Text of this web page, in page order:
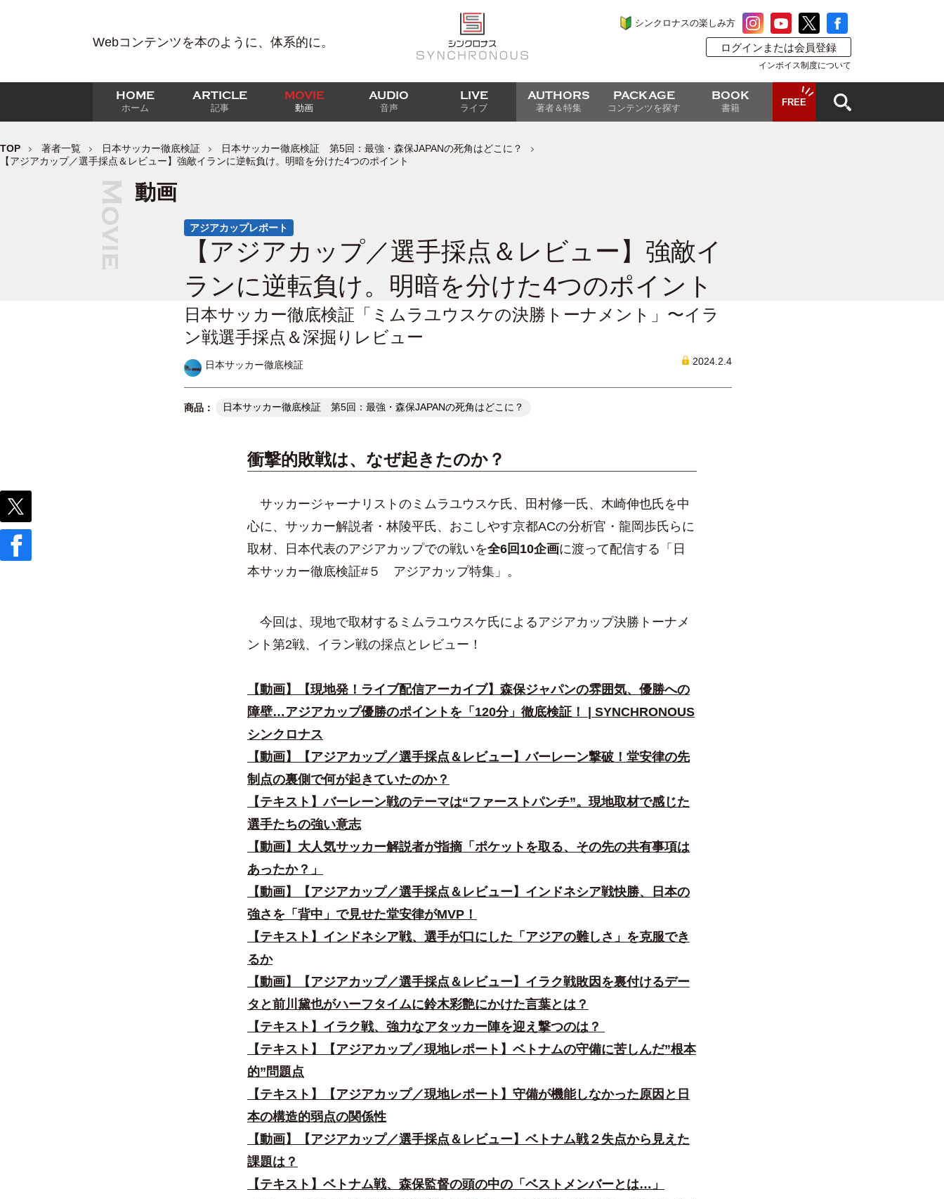
Webコンテンツを本のように、体系的に。
シンクロナスの楽しみ方
ログインまたは会員登録
インボイス制度について
HOME
ホーム
ARTICLE
記事
MOVIE
動画
AUDIO
音声
LIVE
ライブ
AUTHORS
著者＆特集
PACKAGE
コンテンツを探す
BOOK
書籍
FREE
TOP 著者一覧 日本サッカー徹底検証
日本サッカー徹底検証 第5回：最強・森保JAPANの死角はどこに？
【アジアカップ／選手採点＆レビュー】強敵イランに逆転負け。明暗を分けた4つのポイント
動画
アジアカップレポート
【アジアカップ／選手採点＆レビュー】強敵イ
ランに逆転負け。明暗を分けた4つのポイント
日本サッカー徹底検証「ミムラユウスケの決勝トーナメント」〜イラ
ン戦選手採点＆深掘りレビュー
日本サッカー徹底検証 2024.2.4
日本サッカー徹底検証 第5回：最強・森保JAPANの死角はどこに？
衝撃的敗戦は、なぜ起きたのか？
サッカージャーナリストのミムラユウスケ氏、田村修一氏、木崎伸也氏を中
心に、サッカー解説者・林陵平氏、おこしやす京都ACの分析官・龍岡歩氏らに
取材、日本代表のアジアカップでの戦いを全6回10企画に渡って配信する「日
本サッカー徹底検証#５ アジアカップ特集」。
今回は、現地で取材するミムラユウスケ氏によるアジアカップ決勝トーナメ
ント第2戦、イラン戦の採点とレビュー！
【動画】【現地発！ライブ配信アーカイブ】森保ジャパンの雰囲気、優勝への
障壁…アジアカップ優勝のポイントを「120分」徹底検証！ | SYNCHRONOUS
シンクロナス
【動画】【アジアカップ／選手採点＆レビュー】バーレーン撃破！堂安律の先
制点の裏側で何が起きていたのか？
【テキスト】バーレーン戦のテーマは“ファーストパンチ”。現地取材で感じた
選手たちの強い意志
【動画】 大人気サッカー解説者が指摘「ポケットを取る、その先の共有事項は
あったか？」
【動画】
【アジアカップ／選手採点＆レビュー】インドネシア戦快勝、日本の
強さを「背中」で見せた堂安律がMVP！
【テキスト】インドネシア戦、選手が口にした「アジアの難しさ」を克服でき
るか
【動画】
【アジアカップ／選手採点＆レビュー】イラク戦敗因を裏付けるデー
タと前川黛也がハーフタイムに鈴木彩艶にかけた言葉とは？
【テキスト】イラク戦、強力なアタッカー陣を迎え撃つのは？
【テキスト】
【アジアカップ／現地レポート】ベトナムの守備に苦しんだ”根本
的”問題点
【テキスト】
【アジアカップ／現地レポート】守備が機能しなかった原因と日
本の構造的弱点の関係性
【動画】【アジアカップ／選手採点＆レビュー】ベトナム戦２失点から見えた
課題は？
【テキスト】ベトナム戦、森保監督の頭の中の「ベストメンバーとは…」